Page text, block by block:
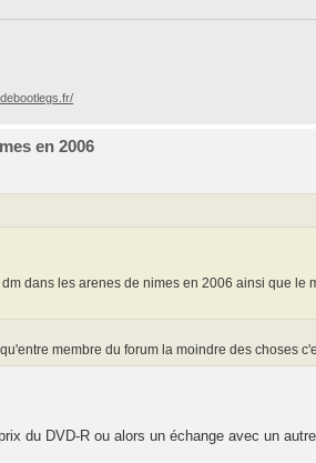
en 2006
dans les arenes de nimes en 2006 ainsi que le
membre du forum la moindre des choses
du DVD-R ou alors un échange avec un